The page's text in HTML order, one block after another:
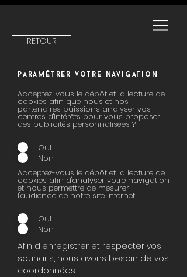
RETOUR
paramétrer votre navigation
Acceptez-vous le dépôt et la lecture de
cookies afin que nous et nos
partenaires puissions analyser vos
centres d'intérêts pour vous proposer
des publicités personnalisées ?
Oui
Non
Acceptez-vous le dépôt et la lecture de
cookies afin d'analyser votre navigation
et nous permettre de mesurer
l'audience de notre site internet
Oui
Non
Afin d'enregistrer et respecter vos
souhaits, nous avons besoin de vos
coordonnées